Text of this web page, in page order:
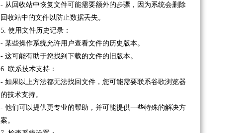
- 从回收站中恢复文件可能需要额外的步骤，因为系统会删除
回收站中的文件以防止数据丢失。
5. 使用文件历史记录：
- 某些操作系统允许用户查看文件的历史版本。
- 这可能有助于您找到下载的文件的旧版本。
6. 联系技术支持：
- 如果以上方法都无法找回文件，您可能需要联系谷歌浏览器
的技术支持。
- 他们可以提供更专业的帮助，并可能提供一些特殊的解决方
案。